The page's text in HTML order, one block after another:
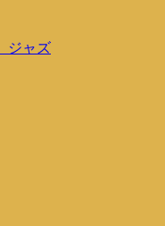
ャズ